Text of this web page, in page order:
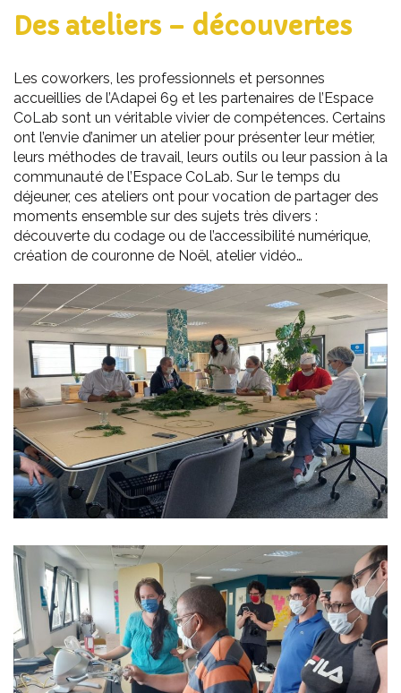
Des ateliers – découvertes
Les coworkers, les professionnels et personnes
accueillies de l’Adapei 69 et les partenaires de l’Espace
CoLab sont un véritable vivier de compétences. Certains
ont l’envie d’animer un atelier pour présenter leur métier,
leurs méthodes de travail, leurs outils ou leur passion à la
communauté de l’Espace CoLab. Sur le temps du
déjeuner, ces ateliers ont pour vocation de partager des
moments ensemble sur des sujets très divers :
découverte du codage ou de l’accessibilité numérique,
création de couronne de Noël, atelier vidéo…